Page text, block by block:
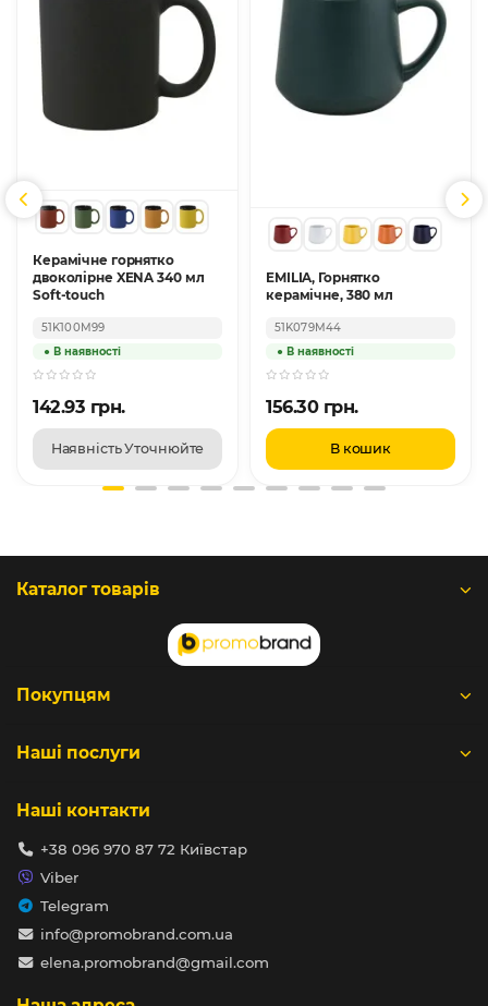
Керамічне горнятко
двоколірне XENA 340 мл
Soft-touch
51K100M99
142.93 грн.
Наявність Уточнюйте
EMILIA, Горнятко
керамічне, 380 мл
51K079M44
156.30 грн.
В кошик
Каталог товарів
Покупцям
Наші послуги
Наші контакти
+38 096 970 87 72 Київстар
Viber
Telegram
info@promobrand.com.ua
elena.promobrand@gmail.com